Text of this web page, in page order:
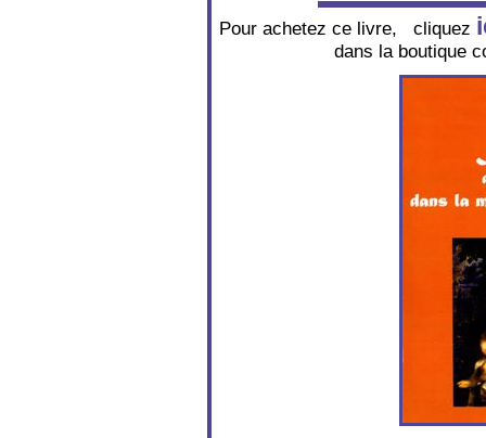
Pour achetez ce livre, cliquez
dans la boutique